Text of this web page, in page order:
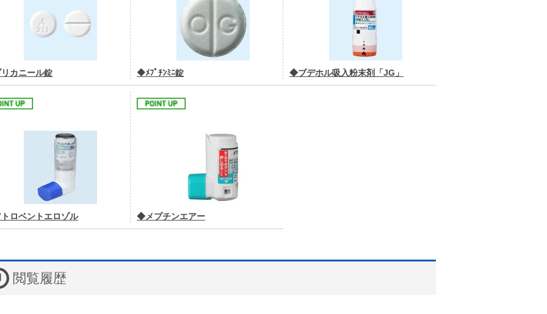
カニール錠 ◆ﾒﾌﾟﾁﾝﾐﾆ錠 ◆ブデホル吸入粉末剤「JG」
ロベントエロゾル ◆メプチンエアー
閲覧履歴